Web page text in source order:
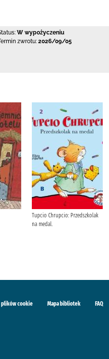
W wypożyczeniu
zwrotu: 2026/09/05
Tupcio Chrupcio: Przedszkolak
na medal.
plików cookie Mapa bibliotek FAQ